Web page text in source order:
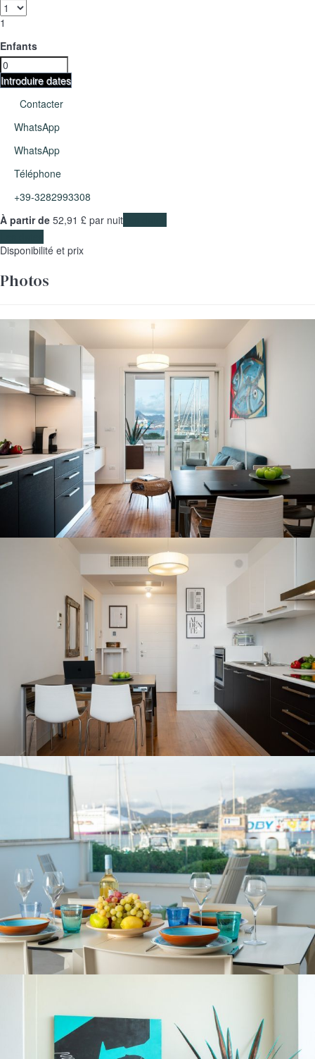
1
Enfants
Introduire dates
Contacter
WhatsApp
WhatsApp
Téléphone
+39-3282993308
À partir de 52,91 £ par nuit
Disponibilité et prix
Photos